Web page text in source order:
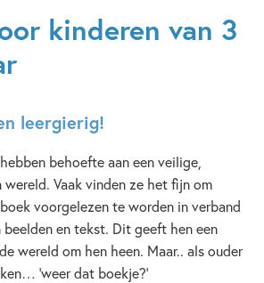
kinderen van 3
leergierig!
behoefte aan een veilige,
Vaak vinden ze het fijn om
voorgelezen te worden in verband
beelden en tekst. Dit geeft hen een
wereld om hen heen. Maar.. als ouder
‘weer dat boekje?’